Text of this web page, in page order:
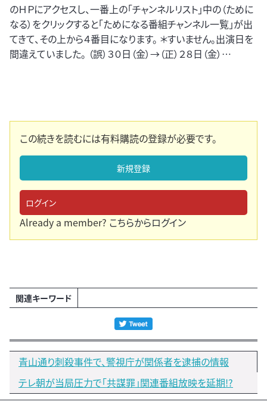
のＨＰにアクセスし、一番上の「チャンネルリスト」中の（ために
なる）をクリックすると「ためになる番組チャンネル一覧」が出
てきて、その上から４番目になります。 ＊すいません。出演日を
間違えていました。 （誤）３０日（金）→（正）２８日（金）…
この続きを読むには有料購読の登録が必要です。
新規登録
ログイン
Already a member? こちらからログイン
関連キーワード
青山通り刺殺事件で、警視庁が関係者を逮捕の情報
テレ朝が当局圧力で「共謀罪」関連番組放映を延期!?